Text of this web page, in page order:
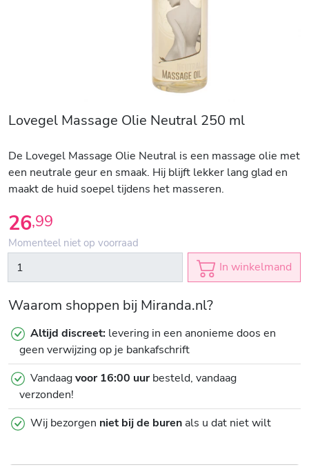
Lovegel Massage Olie Neutral 250 ml
De Lovegel Massage Olie Neutral is een massage olie met
een neutrale geur en smaak. Hij blijft lekker lang glad en
maakt de huid soepel tijdens het masseren.
26,99
Momenteel niet op voorraad
In winkelmand
Waarom shoppen bij Miranda.nl?
Altijd discreet: levering in een anonieme doos en
geen verwijzing op je bankafschrift
Vandaagvoor 16:00 uurbesteld, vandaag
verzonden!
Wij bezorgen niet bij de burenals u dat niet wilt